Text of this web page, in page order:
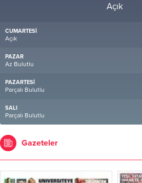
Açık
CUMARTESI
Açık
PAZAR
Az Bulutlu
PAZARTESI
Parçalı Bulutlu
SALI
Parçalı Bulutlu
Gazeteler